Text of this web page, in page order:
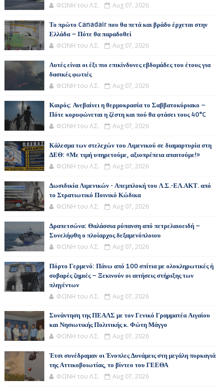
ΦΩΝΗ του Λ.Σ. Aug 07, 2026
Το πρώτο Canadair που θα πετά και βράδυ έρχεται στην
Ελλάδα – Πότε θα παραδοθεί
ΦΩΝΗ του Λ.Σ. Aug 07, 2026
Αυτές είναι οι έξι πιο επικίνδυνες εβδομάδες του έτους για
δασικές φωτιές
ΦΩΝΗ του Λ.Σ. Aug 07, 2026
Καιρός: Ανεβαίνει η θερμοκρασία το Σαββατοκύριακο –
Πότε κορυφώνεται η ζέστη και πού θα φτάσει τους 40°C
ΦΩΝΗ του Λ.Σ. Aug 07, 2026
Κάλεσμα των στελεχών του Λιμενικού σε διαμαρτυρία στη
ΔΕΘ: «Με τιμή υπηρετούμε, αξιοπρέπεια απαιτούμε!»
ΦΩΝΗ του Λ.Σ. Aug 07, 2026
Δωσιδικία Λιμενικών - Απεμπλοκή του Λ.Σ.-ΕΛ.ΑΚΤ. από
το Στρατιωτικό Ποινικό Κώδικα
ΦΩΝΗ του Λ.Σ. Aug 07, 2026
Δραπετσώνα: Θαλάσσια ρύπανση από πετρελαιοειδή –
Συνελήφθη ο πλοίαρχος δεξαμενόπλοιου
ΦΩΝΗ του Λ.Σ. Aug 07, 2026
Πόρτο Γερμενό: Πάνω από 100 σπίτια με ολοκληρωτικές ή
σοβαρές ζημιές – Ξεκινούν οι αιτήσεις στήριξης των
πληγέντων
ΦΩΝΗ του Λ.Σ. Aug 07, 2026
Συνάντηση της ΠΕΑΛΣ με τον Γενικό Γραμματέα Αιγαίου
και Νησιωτικής Πολιτικής κ. Φώτη Μάγγο
ΦΩΝΗ του Λ.Σ. Aug 07, 2026
Έτσι συνέδραμαν οι Ένοπλες Δυνάμεις στη μεγάλη πυρκαγιά
της Αττικοβοιωτίας, το βίντεο του ΓΕΕΘΑ
ΦΩΝΗ του Λ.Σ. Aug 07, 2026